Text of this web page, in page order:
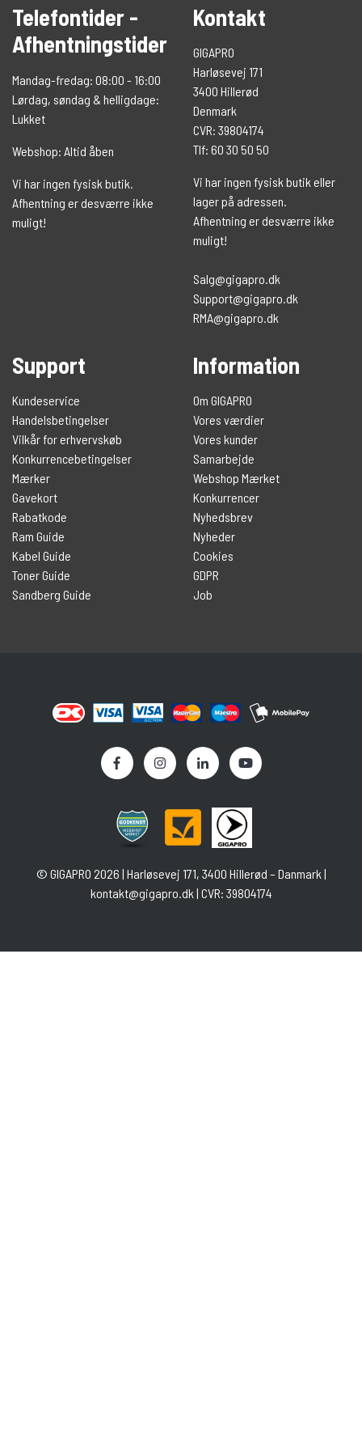
Telefontider -
Afhentningstider
Mandag-fredag: 08:00 - 16:00
Lørdag, søndag & helligdage:
Lukket
Webshop: Altid åben
Vi har ingen fysisk butik.
Afhentning er desværre ikke
muligt!
Kontakt
GIGAPRO
Harløsevej 171
3400 Hillerød
Denmark
CVR: 39804174
Tlf: 60 30 50 50
Vi har ingen fysisk butik eller
lager på adressen.
Afhentning er desværre ikke
muligt!
Salg@gigapro.dk
Support@gigapro.dk
RMA@gigapro.dk
Support
Kundeservice
Handelsbetingelser
Vilkår for erhvervskøb
Konkurrencebetingelser
Mærker
Gavekort
Rabatkode
Ram Guide
Kabel Guide
Toner Guide
Sandberg Guide
Information
Om GIGAPRO
Vores værdier
Vores kunder
Samarbejde
Webshop Mærket
Konkurrencer
Nyhedsbrev
Nyheder
Cookies
GDPR
Job
© GIGAPRO 2026 | Harløsevej 171, 3400 Hillerød – Danmark |
kontakt@gigapro.dk | CVR: 39804174